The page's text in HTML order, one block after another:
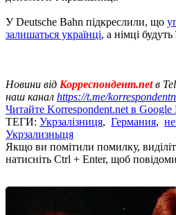
У Deutsche Bahn підкреслили, що
залишаться українці, а німці
Новини від Корреспондент.netв
наш канал https://t.me/
Читайте Korrespondent.net в Google
ТЕГИ: Укрзалізниця, Германия,
Укрзализныця
Якщо ви помітили помилку,
натисніть Ctrl + Enter, щоб